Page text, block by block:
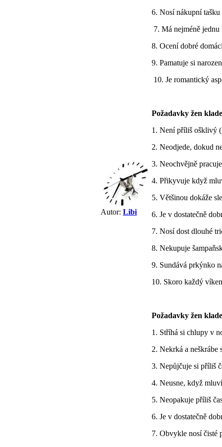
Autor: Libi
6. Nosí nákupní
7. Má nejméně jednu
8. Ocení dobré
9. Pamatuje si
10. Je romantický
Požadavky žen
1. Není příliš ošklivý
2. Neodjede, dokud
3. Neochvějně
4. Přikyvuje když
5. Většinou dokáže
6. Je v dostatečně
7. Nosí dost dlouhé
8. Nekupuje
9. Sundává prkýnko
10. Skoro každý
Požadavky žen
1. Stříhá si chlupy v
2. Nekrká a neškrábe
3. Nepůjčuje si příliš
4. Neusne, když
5. Neopakuje příliš
6. Je v dostatečně
7. Obvykle nosí čisté